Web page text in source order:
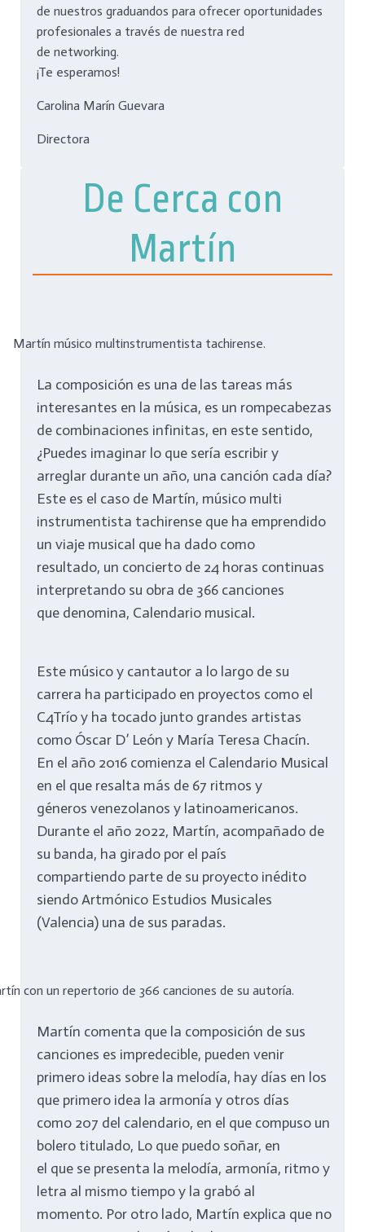
de nuestros graduandos para ofrecer oportunidades
profesionales a través de nuestra red
de networking.
¡Te esperamos!
Carolina Marín Guevara
Directora
De Cerca con
Martín
Martín músico multinstrumentista tachirense.
La composición es una de las tareas más
interesantes en la música, es un rompecabezas
de combinaciones infinitas, en este sentido,
¿Puedes imaginar lo que sería escribir y
arreglar durante un año, una canción cada día?
Este es el caso de Martín, músico multi
instrumentista tachirense que ha emprendido
un viaje musical que ha dado como
resultado, un concierto de 24 horas continuas
interpretando su obra de 366 canciones
que denomina, Calendario musical.
Este músico y cantautor a lo largo de su
carrera ha participado en proyectos como el
C4Trío y ha tocado junto grandes artistas
como Óscar D’ León y María Teresa Chacín.
En el año 2016 comienza el Calendario Musical
en el que resalta más de 67 ritmos y
géneros venezolanos y latinoamericanos.
Durante el año 2022, Martín, acompañado de
su banda, ha girado por el país
compartiendo parte de su proyecto inédito
siendo Artmónico Estudios Musicales
(Valencia) una de sus paradas.
con un repertorio de 366 canciones de su autoría.
Martín comenta que la composición de sus
canciones es impredecible, pueden venir
primero ideas sobre la melodía, hay días en los
que primero idea la armonía y otros días
como 207 del calendario, en el que compuso un
bolero titulado, Lo que puedo soñar, en
el que se presenta la melodía, armonía, ritmo y
letra al mismo tiempo y la grabó al
momento. Por otro lado, Martín explica que no